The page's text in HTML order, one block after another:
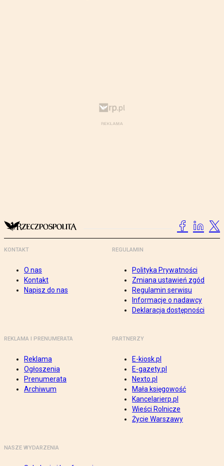
KONTAKT
O nas
Kontakt
Napisz do nas
REGULAMIN
Polityka Prywatności
Zmiana ustawień zgód
Regulamin serwisu
Informacje o nadawcy
Deklaracja dostępności
REKLAMA I PRENUMERATA
Reklama
Ogłoszenia
Prenumerata
Archiwum
PARTNERZY
E-kiosk.pl
E-gazety.pl
Nexto.pl
Mała księgowość
Kancelarierp.pl
Wieści Rolnicze
Życie Warszawy
NASZE WYDARZENIA